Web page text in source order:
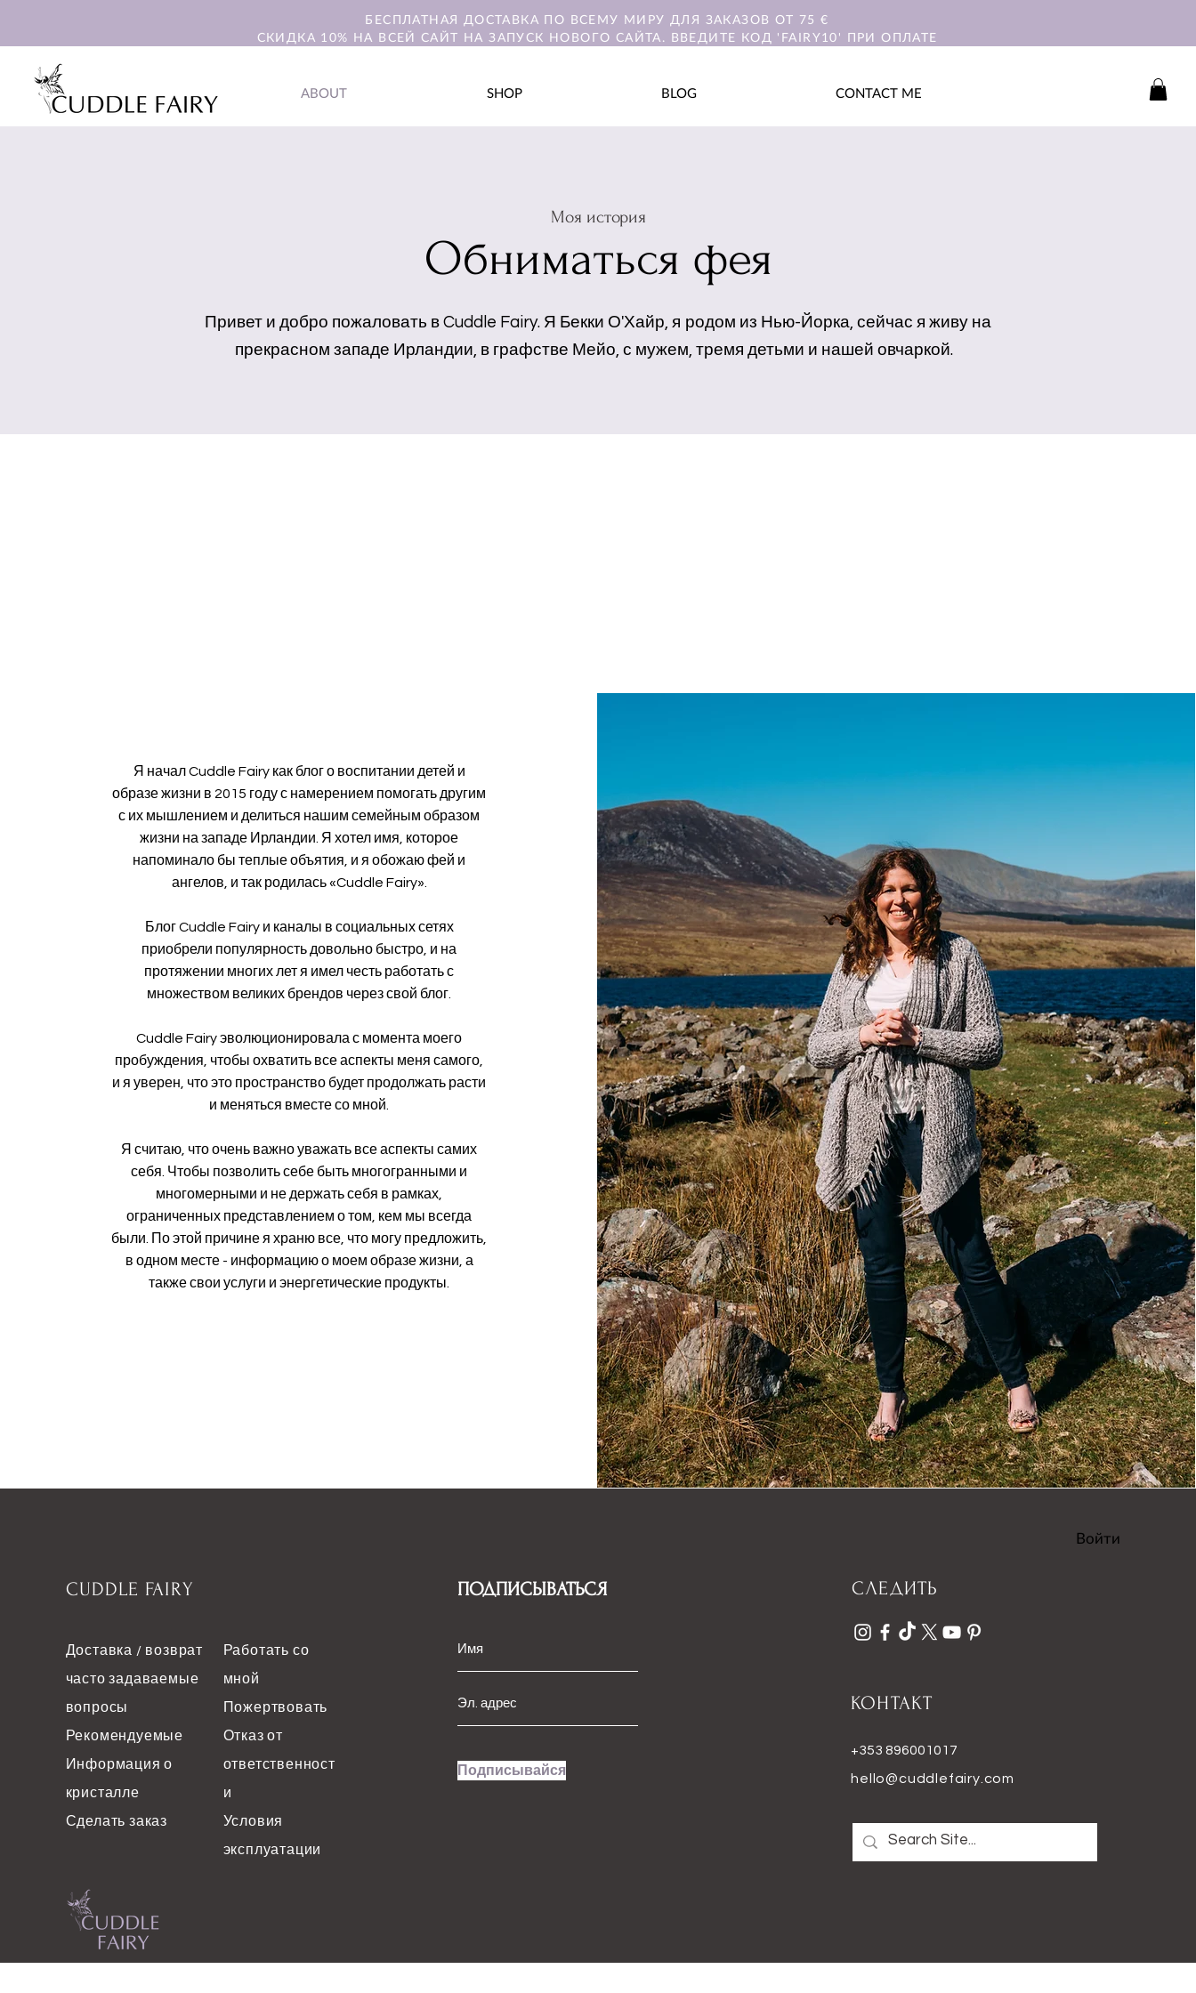
БЕСПЛАТНАЯ ДОСТАВКА ПО ВСЕМУ МИРУ ДЛЯ ЗАКАЗОВ ОТ 75 €
СКИДКА 10% НА ВСЕЙ САЙТ НА ЗАПУСК НОВОГО САЙТА. ВВЕДИТЕ КОД 'FAIRY10' ПРИ ОПЛАТЕ
ABOUT SHOP BLOG CONTACT ME
Войти
Моя история
Обниматься фея
Привет и добро пожаловать в Cuddle Fairy. Я Бекки О'Хайр, я родом из Нью-Йорка, сейчас я живу на
прекрасном западе Ирландии, в графстве Мейо, с мужем, тремя детьми и нашей овчаркой.
Я начал Cuddle Fairy как блог о воспитании детей и
образе жизни в 2015 году с намерением помогать другим
с их мышлением и делиться нашим семейным образом
жизни на западе Ирландии. Я хотел имя, которое
напоминало бы теплые объятия, и я обожаю фей и
ангелов, и так родилась «Cuddle Fairy».
Блог Cuddle Fairy и каналы в социальных сетях
приобрели популярность довольно быстро, и на
протяжении многих лет я имел честь работать с
множеством великих брендов через свой блог.
Cuddle Fairy эволюционировала с момента моего
пробуждения, чтобы охватить все аспекты меня самого,
и я уверен, что это пространство будет продолжать расти
и меняться вместе со мной.
Я считаю, что очень важно уважать все аспекты самих
себя. Чтобы позволить себе быть многогранными и
многомерными и не держать себя в рамках,
ограниченных представлением о том, кем мы всегда
были. По этой причине я храню все, что могу предложить,
в одном месте - информацию о моем образе жизни, а
также свои услуги и энергетические продукты.
CUDDLE FAIRY
Доставка / возврат
часто задаваемые
вопросы
Рекомендуемые
Информация о
кристалле
Сделать заказ
Работать со
мной
Пожертвовать
Отказ от
ответственност
и
Условия
эксплуатации
ПОДПИСЫВАТЬСЯ
Подписывайся
СЛЕДИТЬ
КОНТАКТ
+353 896001017
hello@cuddlefairy.com